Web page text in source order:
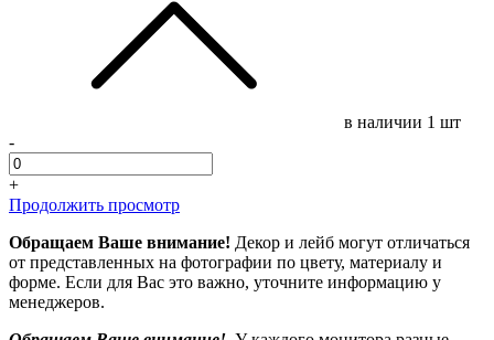
в наличии 1 шт
-
+
Продолжить просмотр
Обращаем Ваше внимание! Декор и лейб могут отличаться
от представленных на фотографии по цвету, материалу и
форме. Если для Вас это важно, уточните информацию у
менеджеров.